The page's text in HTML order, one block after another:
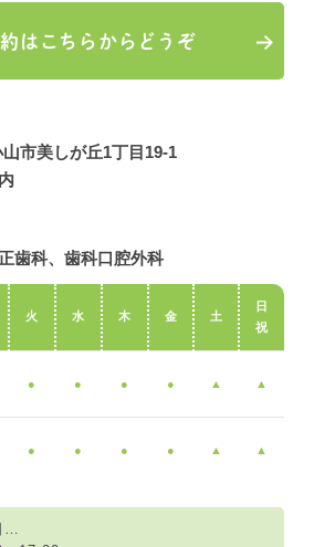
はこちらからどうぞ
市美しが丘1丁目19-1
歯科、歯科口腔外科
火 水 木 金 土
日
祝
● ● ● ● ▲ ▲
● ● ● ● ▲ ▲
…